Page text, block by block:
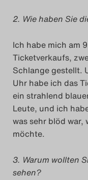
Das
Das
Das
2. Wie haben Sie
Ich habe mich am
Ticketverkaufs,
Schlange gestellt.
Uhr habe ich das
ein strahlend
Leute, und ich
was sehr blöd war,
möchte.
3. Warum wollten
sehen?